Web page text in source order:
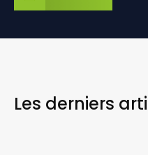
Les derniers